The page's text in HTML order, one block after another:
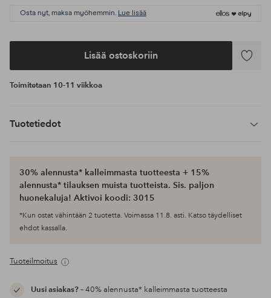
Osta nyt, maksa myöhemmin. Lue lisää
Lisää ostoskoriin
Lisää
Toimitetaan 10-11 viikkoa
Tuotetiedot
30% alennusta* kalleimmasta tuotteesta + 15%
alennusta* tilauksen muista tuotteista. Sis. paljon
huonekaluja! Aktivoi koodi: 3015
*Kun ostat vähintään 2 tuotetta. Voimassa 11.8. asti. Katso täydelliset
ehdot kassalla.
Tuoteilmoitus
Uusi asiakas?– 40% alennusta* kalleimmasta tuotteesta